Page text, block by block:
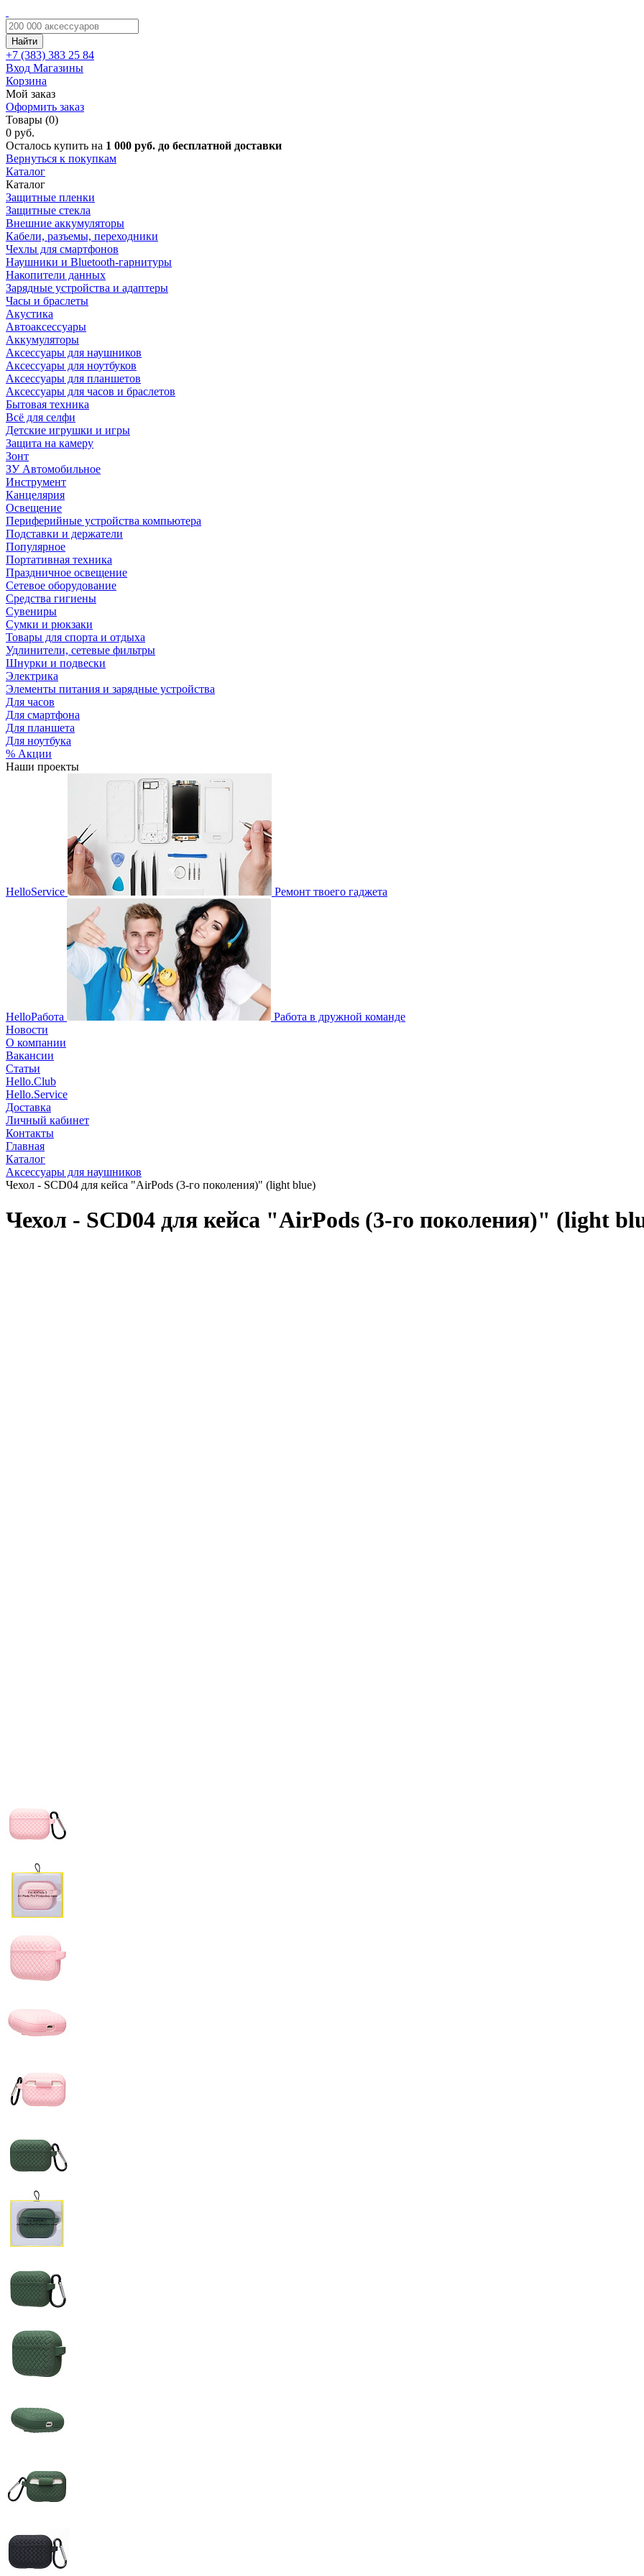
Найти
+7 (383) 383 25 84
Вход Магазины
Корзина
Мой заказ
Оформить заказ
Товары (0)
0 руб.
Осталось купить на 1 000 руб. до бесплатной доставки
Вернуться к покупкам
Каталог
Каталог
Защитные пленки
Защитные стекла
Внешние аккумуляторы
Кабели, разъемы, переходники
Чехлы для смартфонов
Наушники и Bluetooth-гарнитуры
Накопители данных
Зарядные устройства и адаптеры
Часы и браслеты
Акустика
Автоаксессуары
Аккумуляторы
Аксессуары для наушников
Аксессуары для ноутбуков
Аксессуары для планшетов
Аксессуары для часов и браслетов
Бытовая техника
Всё для селфи
Детские игрушки и игры
Защита на камеру
Зонт
ЗУ Автомобильное
Инструмент
Канцелярия
Освещение
Периферийные устройства компьютера
Подставки и держатели
Популярное
Портативная техника
Праздничное освещение
Сетевое оборудование
Средства гигиены
Сувениры
Сумки и рюкзаки
Товары для спорта и отдыха
Удлинители, сетевые фильтры
Шнурки и подвески
Электрика
Элементы питания и зарядные устройства
Для часов
Для смартфона
Для планшета
Для ноутбука
% Акции
Наши проекты
HelloService Ремонт твоего гаджета
HelloРабота
Работа в дружной команде
Новости
О компании
Вакансии
Статьи
Hello.Club
Hello.Service
Доставка
Личный кабинет
Контакты
Главная
Каталог
Аксессуары для наушников
Чехол - SCD04 для кейса "AirPods (3-го поколения)" (light blue)
Чехол - SCD04 для кейса "AirPods (3-го поколения)" (light